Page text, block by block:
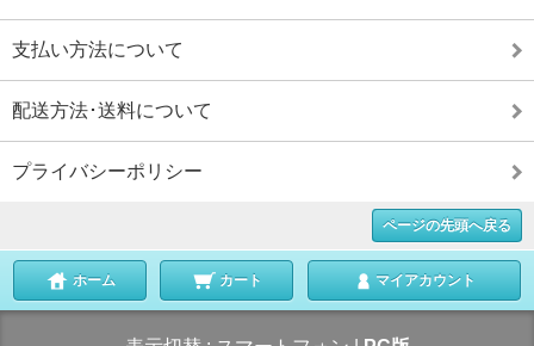
支払い方法について
配送方法･送料について
プライバシーポリシー
ページの先頭へ戻る
ホーム カート マイアカウント